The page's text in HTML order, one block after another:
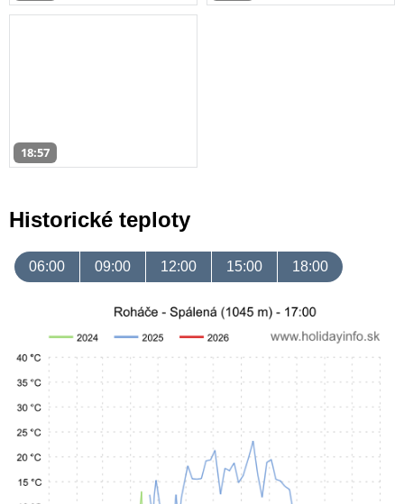
18:57
Historické teploty
06:00 09:00 12:00 15:00 18:00